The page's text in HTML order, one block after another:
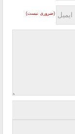
(ضروری نیست)